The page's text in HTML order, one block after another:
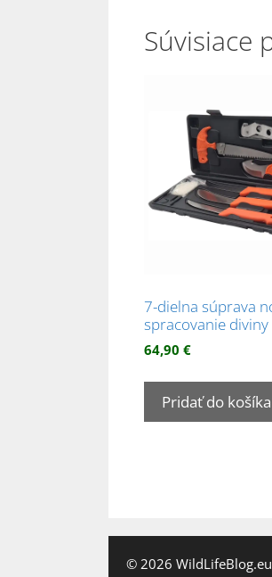
Súvisiace
7-dielna súprava
spracovanie diviny
64,90 €
Pridať do košíka
© 2026 WildLifeBlog.eu